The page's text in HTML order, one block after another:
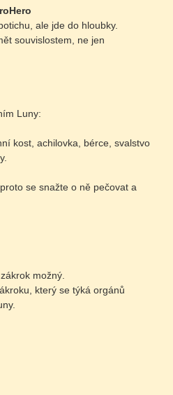
ale jde do hloubky.
souvislostem, ne jen
Luny:
kost, achilovka, bérce, svalstvo
se snažte o ně pečovat a
možný.
který se týká orgánů